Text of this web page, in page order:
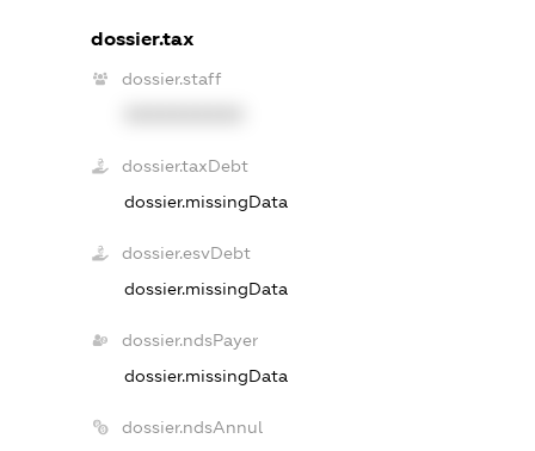
dossier.tax
dossier.staff
dossier.taxDebt
dossier.missingData
dossier.esvDebt
dossier.missingData
dossier.ndsPayer
dossier.missingData
dossier.ndsAnnul